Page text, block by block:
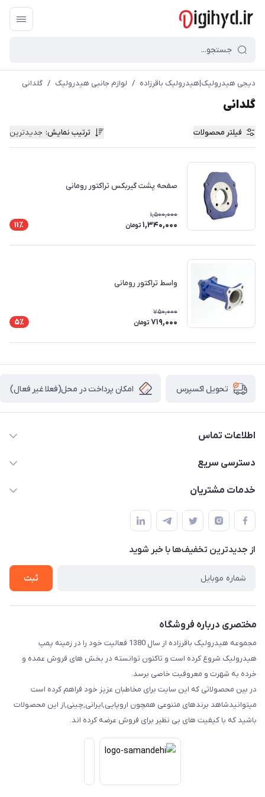
دیجی هیدرولیک|هیدرولیک باقرزاده / لوازم جانبی هیدرولیک / گلدانی
گلدانی
فیلتر محصولات ترتیب نمایش: جدیدترین
صفحه پشت گیربکس تراکتور رومانی
1,500,000
1,340,000 تومان 11٪
واسط تراکتور رومانی
750,000
719,000 تومان 5٪
تحویل اکسپرس امکان پرداخت در محل(فعلا غیر فعال)
اطلاعات تماس
04432336021
دسترسی سریع
حساب کاربری
لیست محصولات
درباره ما
خدمات مشتریان
قوانین و مقررات
حریم خصوصی
راهنما
از جدید‌ترین تخفیف‌ها با‌ خبر شوید
ثبت
مختصری درباره فروشگاه
مجموعه هیدرولیک باقرزاده از سال 1380 فعالیت خود را در زمینه پمپ
هیدرولیک شروع کرده است و تاکنون توانسته در بخش های فروش عمده و
خرده به شهرت و معروفیت خاصی برسد.
در بین محصولاتی که این سایت برای مخاطبان عزیز خود فراهم کرده است
میتوانیدشاهد برندهای متنوعی همچون اروپایی,ایرانی,چینی,از این محصولات
باشید که با کیفیت های بی نظیر برای فروش عرضه کرده اند.